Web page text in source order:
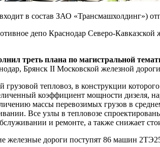
в состав ЗАО «Трансмашхолдинг»)
депо Краснодар Северо-
треть плана по магистральной
Брянск II Московской железной
тепловоз, в конструкции
коэффициент мощности
массы перевозимых грузов в
Все узлы в тепловозе
и ремонте, а также снижает
железные дороги поступят 86 машин